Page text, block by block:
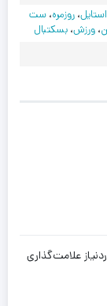
،روزمره،ست
،ورزش،بسکتبال
علامت‌گذاری